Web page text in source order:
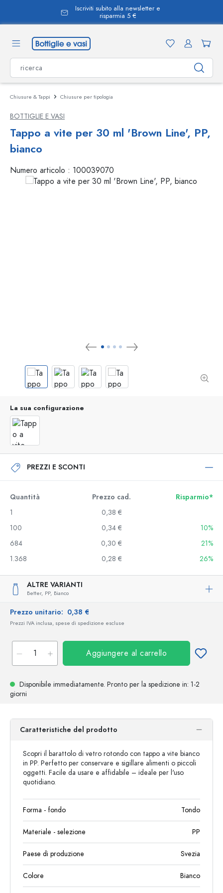
Iscriviti subito alla newsletter e
risparmia 5 €
Chiusure & Tappi Chiusure per tipologia
BOTTIGLIE E VASI
Tappo a vite per 30 ml 'Brown Line', PP,
bianco
Numero articolo : 100039070
La sua configurazione
PREZZI E SCONTI
Quantità Prezzo cad.
Risparmio*
1
0,38 €
100
0,34 €
10%
684
0,30 €
21%
1.368
0,28 € 26%
ALTRE VARIANTI
Better, PP, Bianco
Prezzo unitario: 0,38 €
Prezzi IVA inclusa, spese di spedizione escluse
Aggiungere al carrello
Disponibile immediatamente. Pronto per la spedizione in: 1-2
giorni
Caratteristiche del prodotto
Scopri il barattolo di vetro rotondo con tappo a vite bianco
in PP. Perfetto per conservare e sigillare alimenti o piccoli
oggetti. Facile da usare e affidabile – ideale per l'uso
quotidiano.
Forma - fondo Tondo
Materiale - selezione PP
Paese di produzione Svezia
Colore Bianco